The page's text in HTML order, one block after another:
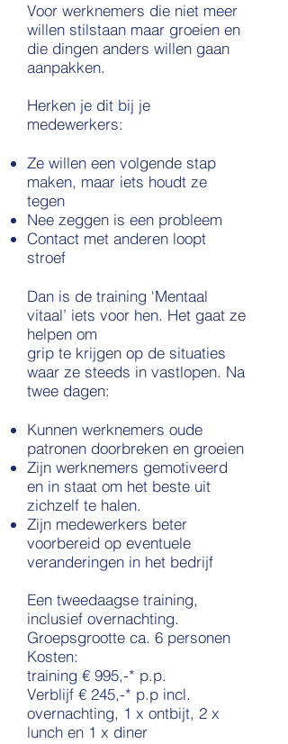
Voor werknemers die niet meer
willen stilstaan maar groeien en
die dingen anders willen gaan
aanpakken.
Herken je dit bij je
medewerkers:
Ze willen een volgende stap
maken, maar iets houdt ze
tegen
Nee zeggen is een probleem
Contact met anderen loopt
stroef
Dan is de training ‘Mentaal
vitaal’ iets voor hen. Het gaat ze
helpen om
grip te krijgen op de situaties
waar ze steeds in vastlopen. Na
twee dagen:
Kunnen werknemers oude
patronen doorbreken en groeien
Zijn werknemers gemotiveerd
en in staat om het beste uit
zichzelf te halen.
Zijn medewerkers beter
voorbereid op eventuele
veranderingen in het bedrijf
Een tweedaagse training,
inclusief overnachting.
Groepsgrootte ca. 6 personen
Kosten:
training € 995,-* p.p.
Verblijf € 245,-* p.p incl.
overnachting, 1 x ontbijt, 2 x
lunch en 1 x diner